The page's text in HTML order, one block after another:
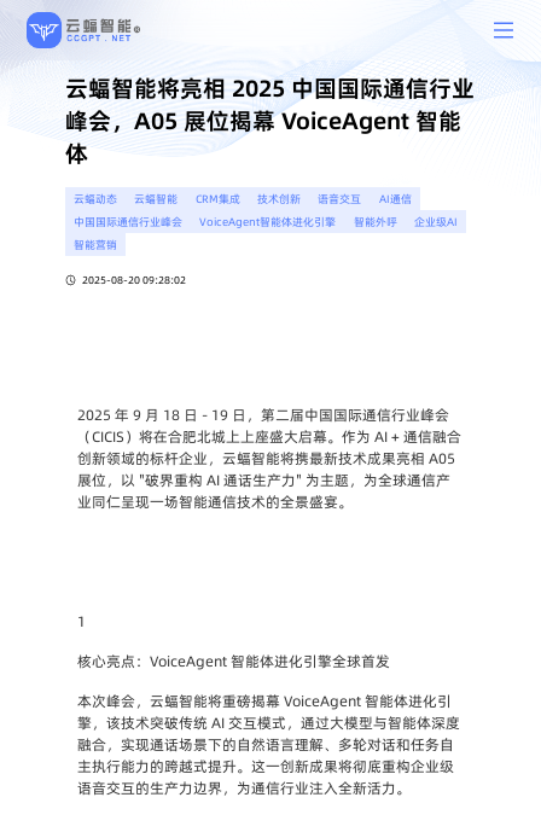
云蝠智能将亮相 2025 中国国际通信行业
峰会，A05 展位揭幕 VoiceAgent 智能
体
云蝠动态 云蝠智能 CRM集成 技术创新 语音交互
AI通信
中国国际通信行业峰会
VoiceAgent智能体进化引擎 智能外呼
企业级AI
智能营销
2025-08-20 09:28:02
2025 年 9 月 18 日 - 19 日，第二届中国国际通信行业峰会
（CICIS）将在合肥北城上上座盛大启幕。作为 AI + 通信融合
创新领域的标杆企业，云蝠智能将携最新技术成果亮相 A05
展位，以 "破界重构 AI 通话生产力" 为主题，为全球通信产
业同仁呈现一场智能通信技术的全景盛宴。
1
核心亮点：VoiceAgent 智能体进化引擎全球首发
本次峰会，云蝠智能将重磅揭幕 VoiceAgent 智能体进化引
擎，该技术突破传统 AI 交互模式，通过大模型与智能体深度
融合，实现通话场景下的自然语言理解、多轮对话和任务自
主执行能力的跨越式提升。这一创新成果将彻底重构企业级
语音交互的生产力边界，为通信行业注入全新活力。